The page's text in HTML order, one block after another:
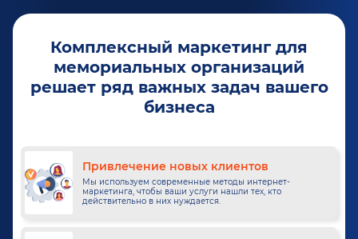
Комплексный маркетинг для
мемориальных организаций
решает ряд важных задач вашего
бизнеса
Привлечение новых клиентов
Мы используем современные методы интернет-
маркетинга, чтобы ваши услуги нашли тех, кто
действительно в них нуждается.